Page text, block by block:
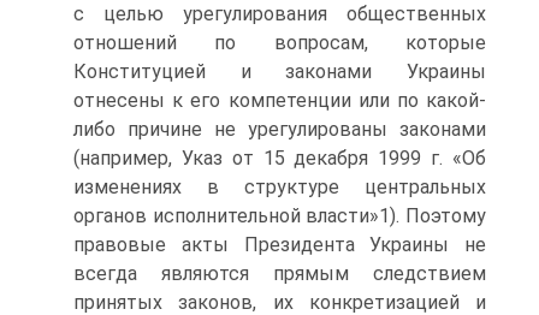
с целью урегулирования общественных
отношений по вопросам, которые
Конституцией и законами Украины
отнесены к его компетенции или по какой-
либо причине не урегулированы законами
(например, Указ от 15 декабря 1999 г. «Об
изменениях в структуре центральных
органов исполнительной власти»1). Поэтому
правовые акты Президента Украины не
всегда являются прямым следствием
принятых законов, их конкретизацией и